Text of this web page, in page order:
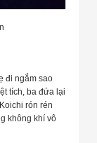
đi ngắm sao
tích, ba đứa lại
rón rén
không khí vô